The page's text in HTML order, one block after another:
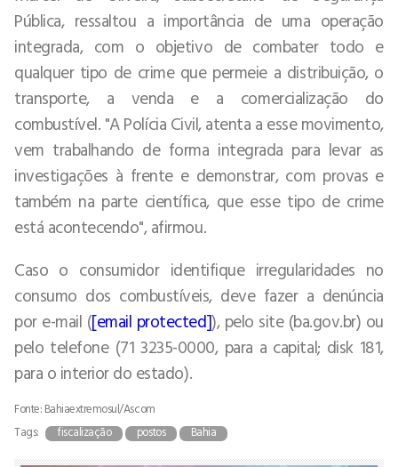
Pública, ressaltou a importância de uma operação
integrada, com o objetivo de combater todo e
qualquer tipo de crime que permeie a distribuição, o
transporte, a venda e a comercialização do
combustível. "A Polícia Civil, atenta a esse movimento,
vem trabalhando de forma integrada para levar as
investigações à frente e demonstrar, com provas e
também na parte científica, que esse tipo de crime
está acontecendo", afirmou.
Caso o consumidor identifique irregularidades no
consumo dos combustíveis, deve fazer a denúncia
por e-mail ([email protected]), pelo site (ba.gov.br) ou
pelo telefone (71 3235-0000, para a capital; disk 181,
para o interior do estado).
Fonte: Bahiaextremosul/Ascom
Tags:
fiscalização postos Bahia